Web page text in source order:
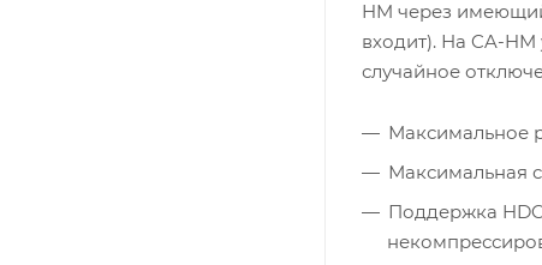
HM через
входит). На CA-
случайное
Максимальное
Максимальная
Поддержка